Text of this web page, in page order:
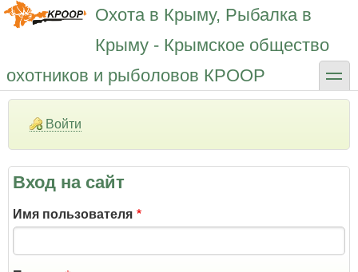
Перейти
Охота в Крыму, Рыбалка в
Крыму - Крымское общество
охотников и рыболовов КРООР
toggle
Войти
Вход на сайт
Имя пользователя